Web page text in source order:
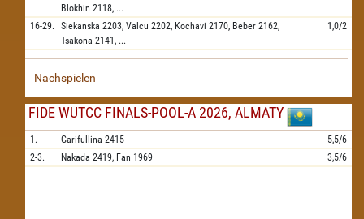
Blokhin 2118, ...
16-29. Siekanska 2203, Valcu 2202, Kochavi 2170, Beber 2162,
Tsakona 2141, ...
1,0/2
Nachspielen
FIDE WUTCC FINALS-POOL-A 2026, ALMATY
1. Garifullina 2415
5,5/6
2-3.
Nakada 2419, Fan 1969 3,5/6